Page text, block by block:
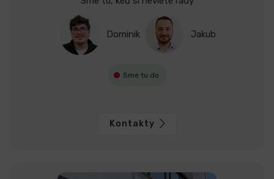
Dominik Jakub
Sme tu do
Kontakty